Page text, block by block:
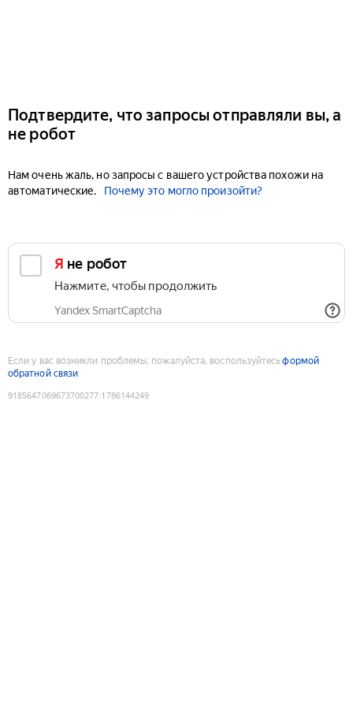
Подтвердите, что запросы отправляли вы, а
не робот
Нам очень жаль, но запросы с вашего устройства похожи на
автоматические.
Почему это могло произойти?
Я не робот
Нажмите, чтобы продолжить
Yandex SmartCaptcha
Если у вас возникли проблемы, пожалуйста, воспользуйтесьформой
обратной связи
9185647069673700277:1786144249